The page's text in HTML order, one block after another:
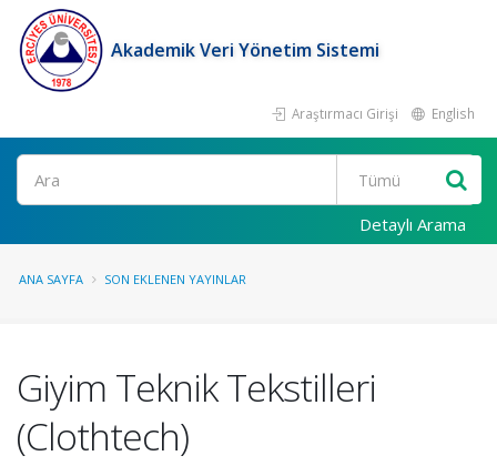
Akademik Veri Yönetim Sistemi
Araştırmacı Girişi English
Ara
Detaylı Arama
ANA SAYFA SON EKLENEN YAYINLAR
Giyim Teknik Tekstilleri
(Clothtech)